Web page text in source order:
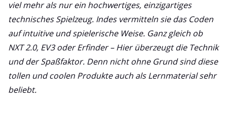
viel mehr als nur ein hochwertiges, einzigartiges
technisches Spielzeug. Indes vermitteln sie das Coden
auf intuitive und spielerische Weise. Ganz gleich ob
NXT 2.0, EV3 oder Erfinder – Hier überzeugt die Technik
und der Spaßfaktor. Denn nicht ohne Grund sind diese
tollen und coolen Produkte auch als Lernmaterial sehr
beliebt.